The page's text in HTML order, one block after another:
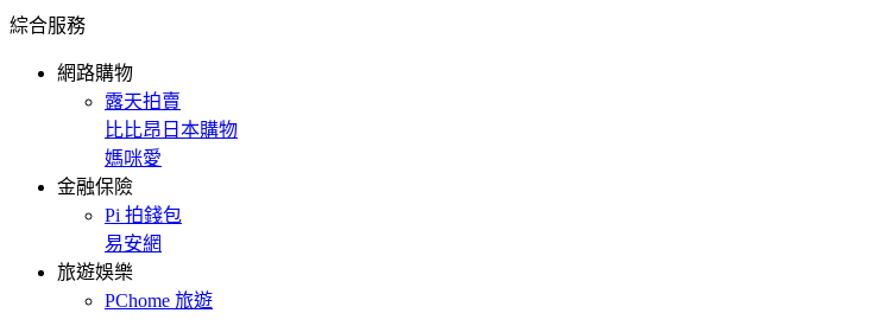
綜合服務
網路購物
露天拍賣
比比昂日本購物
媽咪愛
金融保險
Pi 拍錢包
易安網
旅遊娛樂
PChome 旅遊